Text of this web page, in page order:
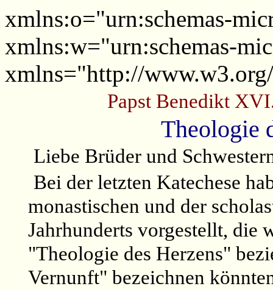
xmlns:o="urn:schemas-
xmlns:w="urn:schemas-
xmlns="http://
Papst Benedikt
Theologie
Liebe Brüder und
Bei der letzten Katechese
monastischen und der
Jahrhunderts vorgestellt, die
"Theologie des Herzens"
Vernunft" bezeichnen